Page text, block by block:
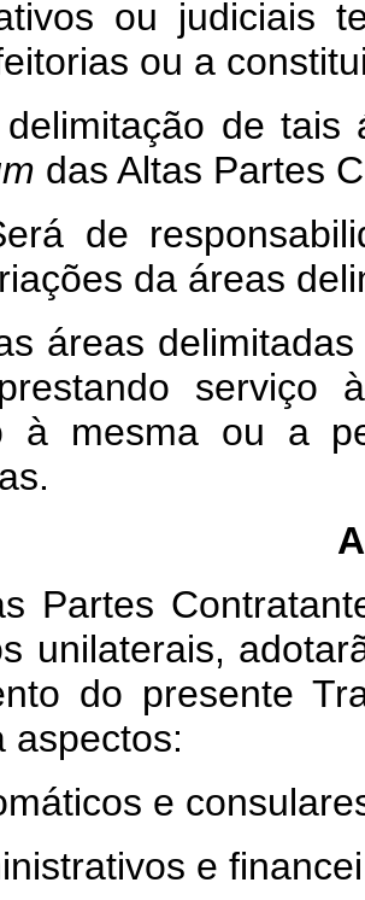
ou judiciais
ou a
delimitação de
das Altas Partes
de
da áreas
áreas
à mesma ou a
Partes
unilaterais,
do presente
aspectos:
e
e